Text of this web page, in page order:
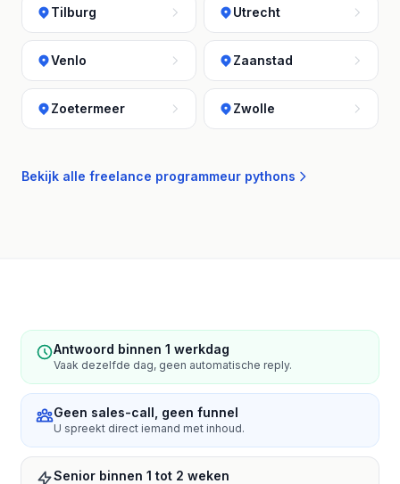
Tilburg Utrecht
Venlo Zaanstad
Zoetermeer Zwolle
Bekijk alle freelance programmeur pythons
Antwoord binnen 1 werkdag
Vaak dezelfde dag, geen automatische reply.
Geen sales-call, geen funnel
U spreekt direct iemand met inhoud.
Senior binnen 1 tot 2 weken